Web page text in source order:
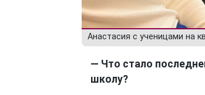
Анастасия с ученицами на
— Что стало
школу?